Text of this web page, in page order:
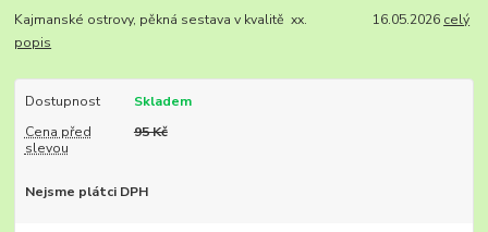
Kajmanské ostrovy, pěkná sestava v kvalitě xx. 16.05.2026 celý
popis
Dostupnost
Skladem
Cena před
slevou
95 Kč
Nejsme plátci DPH